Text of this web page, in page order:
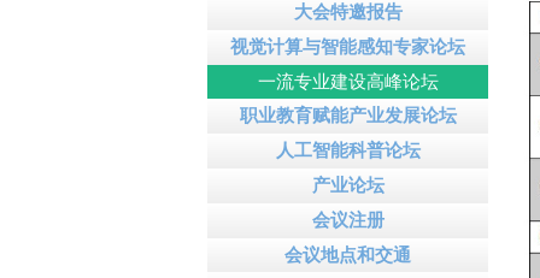
大会特邀报告
视觉计算与智能感知专家论坛
一流专业建设高峰论坛
职业教育赋能产业发展论坛
人工智能科普论坛
产业论坛
会议注册
会议地点和交通